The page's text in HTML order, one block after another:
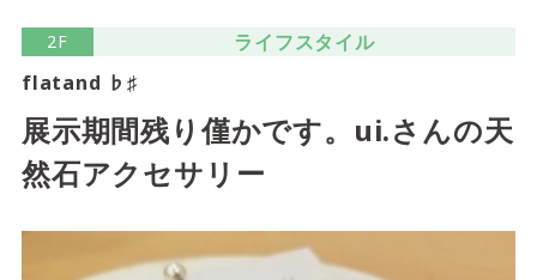
マルヤマ クラスとは
営業時間 10:00 ~ 20:00
1F Food boutique floor
フードブティックフロア
※一部店舗は営業時間が異なります。
2F
ライフスタイル
flatand ♭♯
展示期間残り僅かです。ui.さんの天
然石アクセサリー